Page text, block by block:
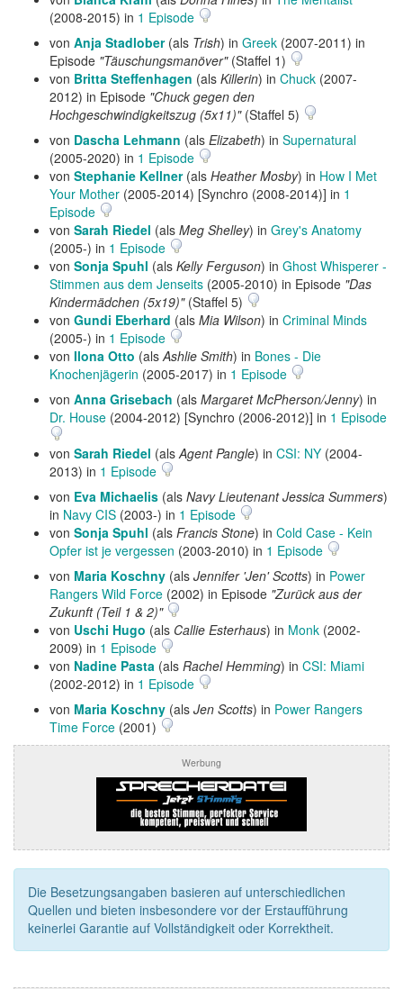
(2008-2015) in 1 Episode
von Anja Stadlober(als Trish) in Greek (2007-2011) in
Episode "Täuschungsmanöver"(Staffel 1)
von Britta Steffenhagen (als Killerin) in Chuck (2007-
2012) in Episode "Chuck gegen den
Hochgeschwindigkeitszug (5x11)"(Staffel 5)
von Dascha Lehmann (als Elizabeth) in Supernatural
(2005-2020) in 1 Episode
von Stephanie Kellner(als Heather Mosby) in How I Met
Your Mother (2005-2014) [Synchro (2008-2014)] in 1
Episode
von Sarah Riedel (als Meg Shelley) in Grey's Anatomy
(2005-) in 1 Episode
von Sonja Spuhl (als Kelly Ferguson) in Ghost Whisperer -
Stimmen aus dem Jenseits (2005-2010) in Episode "Das
Kindermädchen (5x19)"(Staffel 5)
von Gundi Eberhard (als Mia Wilson) in Criminal Minds
(2005-) in 1 Episode
von Ilona Otto (alsAshlie Smith) in Bones - Die
Knochenjägerin (2005-2017) in 1 Episode
von Anna Grisebach (als Margaret McPherson/Jenny) in
Dr. House (2004-2012) [Synchro (2006-2012)] in 1 Episode
von Sarah Riedel (alsAgent Pangle) in CSI: NY (2004-
2013) in 1 Episode
von Eva Michaelis (als Navy Lieutenant Jessica Summers)
in Navy CIS (2003-) in 1 Episode
von Sonja Spuhl (als Francis Stone) in Cold Case - Kein
Opfer ist je vergessen (2003-2010) in 1 Episode
von Maria Koschny (als Jennifer 'Jen' Scotts) in Power
Rangers Wild Force (2002) in Episode "Zurück aus der
Zukunft (Teil 1 & 2)"
von Uschi Hugo (als Callie Esterhaus) in Monk (2002-
2009) in 1 Episode
von Nadine Pasta (als Rachel Hemming) in CSI: Miami
(2002-2012) in 1 Episode
von Maria Koschny (als Jen Scotts) in Power Rangers
Time Force (2001)
Werbung
Die Besetzungsangaben basieren auf unterschiedlichen
Quellen und bieten insbesondere vor der Erstaufführung
keinerlei Garantie auf Vollständigkeit oder Korrektheit.